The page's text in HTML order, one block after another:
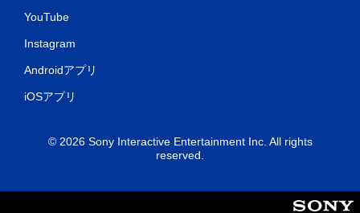
YouTube
Instagram
Androidアプリ
iOSアプリ
© 2026 Sony Interactive Entertainment Inc. All rights
reserved.